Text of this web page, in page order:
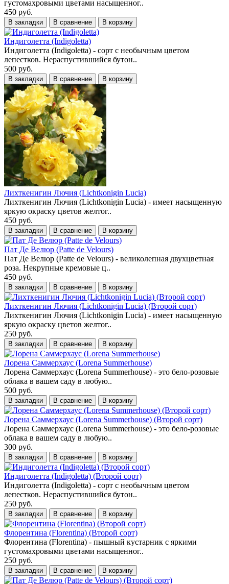
густомахровыми цветами насыщенног..
450 руб.
В закладки В сравнение В корзину
Индиголетта (Indigoletta)
Индиголетта (Indigoletta) - сорт с необычным цветом
лепестков. Нераспустившийся бутон..
500 руб.
В закладки В сравнение В корзину
Лихткенигин Лючия (Lichtkonigin Lucia)
Лихткенигин Лючия (Lichtkonigin Lucia) - имеет насыщенную
яркую окраску цветов желтог..
450 руб.
В закладки В сравнение В корзину
Пат Де Велюр (Patte de Velours)
Пат Де Велюр (Patte de Velours) - великолепная двухцветная
роза. Некрупные кремовые ц..
450 руб.
В закладки В сравнение В корзину
Лихткенигин Лючия (Lichtkonigin Lucia) (Второй сорт)
Лихткенигин Лючия (Lichtkonigin Lucia) - имеет насыщенную
яркую окраску цветов желтог..
250 руб.
В закладки В сравнение В корзину
Лорена Саммерхаус (Lorena Summerhouse)
Лорена Саммерхаус (Lorena Summerhouse) - это бело-розовые
облака в вашем саду в любую..
500 руб.
В закладки В сравнение В корзину
Лорена Саммерхаус (Lorena Summerhouse) (Второй сорт)
Лорена Саммерхаус (Lorena Summerhouse) - это бело-розовые
облака в вашем саду в любую..
300 руб.
В закладки В сравнение В корзину
Индиголетта (Indigoletta) (Второй сорт)
Индиголетта (Indigoletta) - сорт с необычным цветом
лепестков. Нераспустившийся бутон..
250 руб.
В закладки В сравнение В корзину
Флорентина (Florentina) (Второй сорт)
Флорентина (Florentina) - пышный кустарник с яркими
густомахровыми цветами насыщенног..
250 руб.
В закладки В сравнение В корзину